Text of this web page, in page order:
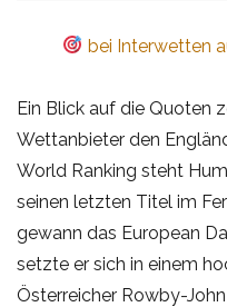
bei Interwetten
Ein Blick auf die Quoten
Wettanbieter den
World Ranking steht
seinen letzten Titel im
gewann das European
setzte er sich in einem
Österreicher Rowby-